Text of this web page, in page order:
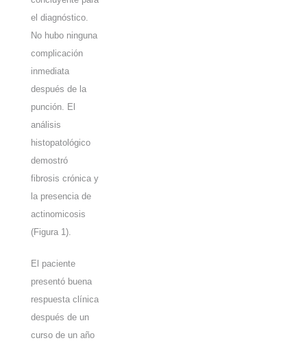
el diagnóstico.
No hubo ninguna
complicación
inmediata
después de la
punción. El
análisis
histopatológico
demostró
fibrosis crónica y
la presencia de
actinomicosis
(Figura 1 ).
El paciente
presentó buena
respuesta clínica
después de un
curso de un año